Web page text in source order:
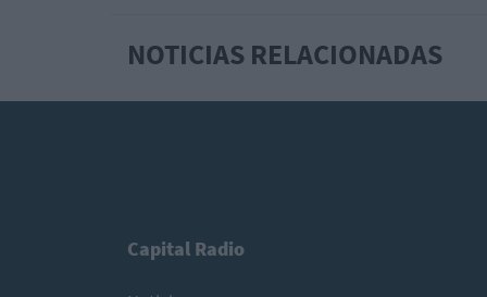
NOTICIAS RELACIONADAS
Capital Radio